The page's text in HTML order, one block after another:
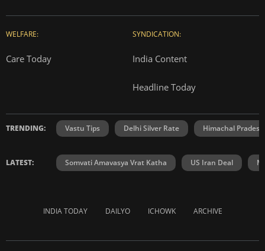
WELFARE:
Care Today
SYNDICATION:
India Content
Headline Today
TRENDING: Vastu Tips Delhi Silver Rate Himachal
LATEST: Somvati Amavasya Vrat Katha US Iran Deal
INDIA TODAY DAILYO ICHOWK ARCHIVE